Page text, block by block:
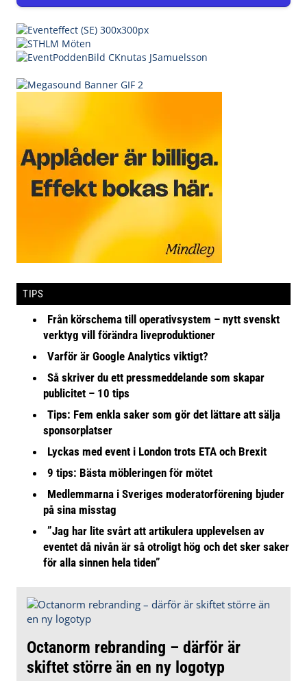
TIPS
Från körschema till operativsystem – nytt svenskt
verktyg vill förändra liveproduktioner
Varför är Google Analytics viktigt?
Så skriver du ett pressmeddelande som skapar
publicitet – 10 tips
Tips: Fem enkla saker som gör det lättare att sälja
sponsorplatser
Lyckas med event i London trots ETA och Brexit
9 tips: Bästa möbleringen för mötet
Medlemmarna i Sveriges moderatorförening bjuder
på sina misstag
”Jag har lite svårt att artikulera upplevelsen av
eventet då nivån är så otroligt hög och det sker saker
för alla sinnen hela tiden”
Octanorm rebranding – därför är
skiftet större än en ny logotyp